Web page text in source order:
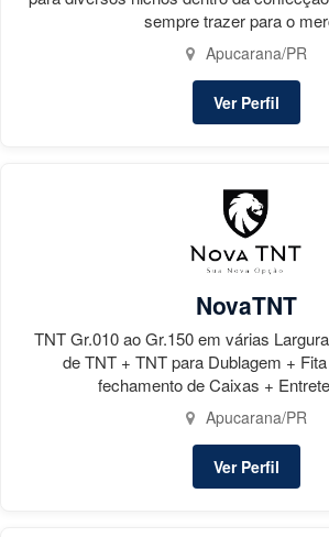
sempre trazer para o
Apucarana/PR
Ver Perfil
NovaTNT
TNT Gr.010 ao Gr.150 em várias
de TNT + TNT para Dublagem +
fechamento de Caixas +
Apucarana/PR
Ver Perfil